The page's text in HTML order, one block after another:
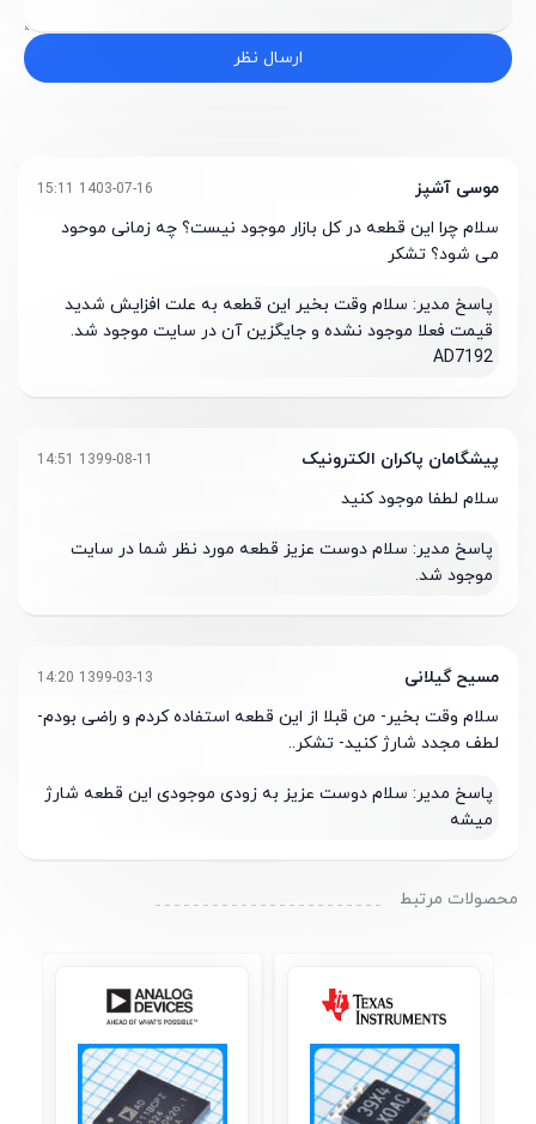
ارسال نظر
موسی آشپز 1403-07-16 15:11
سلام چرا این قطعه در کل بازار موجود نیست؟ چه زمانی موحود
می شود؟ تشکر
پاسخ مدیر: سلام وقت بخیر این قطعه به علت افزایش شدید
قیمت فعلا موجود نشده و جایگزین آن در سایت موجود شد.
AD7192
پیشگامان پاکران الکترونیک 1399-08-11 14:51
سلام لطفا موجود کنید
پاسخ مدیر: سلام دوست عزیز قطعه مورد نظر شما در سایت
موجود شد.
مسیح گیلانی 1399-03-13 14:20
سلام وقت بخیر- من قبلا از این قطعه استفاده کردم و راضی بودم-
لطف مجدد شارژ کنید- تشکر..
پاسخ مدیر: سلام دوست عزیز به زودی موجودی این قطعه شارژ
میشه
محصولات مرتبط